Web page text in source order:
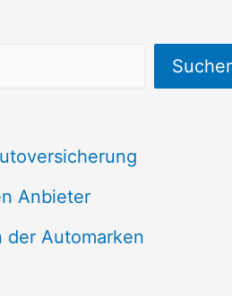
Anbieter
der Automarken